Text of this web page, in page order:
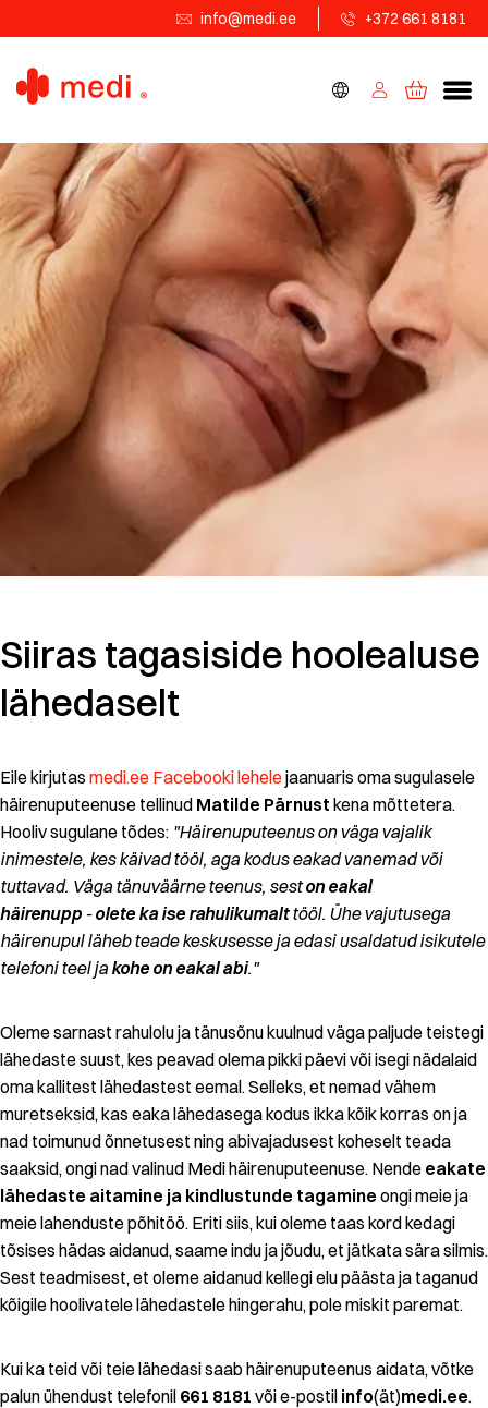
info@medi.ee +372 661 8181
Siiras tagasiside hoolealuse
lähedaselt
Eile kirjutas medi.ee Facebooki lehelejaanuaris oma sugulasele
häirenuputeenuse tellinud Matilde Pärnust kena mõttetera.
Hooliv sugulane tõdes: "Häirenuputeenus on väga vajalik
inimestele, kes käivad tööl, aga kodus eakad vanemad või
tuttavad. Väga tänuväärne teenus, seston eakal
häirenupp -olete ka ise rahulikumalttööl. Ühe vajutusega
häirenupul läheb teade keskusesse ja edasi usaldatud isikutele
telefoni teel ja kohe on eakal abi."
Oleme sarnast rahulolu ja tänusõnu kuulnud väga paljude teistegi
lähedaste suust, kes peavad olema pikki päevi või isegi nädalaid
oma kallitest lähedastest eemal. Selleks, et nemad vähem
muretseksid, kas eaka lähedasega kodus ikka kõik korras on ja
nad toimunud õnnetusest ning abivajadusest koheselt teada
saaksid, ongi nad valinud Medi häirenuputeenuse. Nende eakate
lähedaste aitamine ja kindlustunde tagamine ongi meie ja
meie lahenduste põhitöö. Eriti siis, kui oleme taas kord kedagi
tõsises hädas aidanud, saame indu ja jõudu, et jätkata sära silmis.
Sest teadmisest, et oleme aidanud kellegi elu päästa ja taganud
kõigile hoolivatele lähedastele hingerahu, pole miskit paremat.
Kui ka teid või teie lähedasi saab häirenuputeenus aidata, võtke
palun ühendust telefonil 661 8181 või e-postil info(ät)medi.ee.